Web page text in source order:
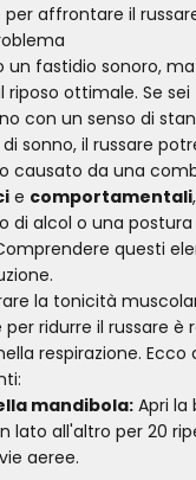
affrontare il
un fastidio sonoro,
riposo ottimale. Se
con un senso di
sonno, il russare
causato da una
e comportamentali
di alcol o una
questi
la tonicità
ridurre il russare è
respirazione. Ecco
mandibola: Apri la
lato all'altro per 20
aeree.